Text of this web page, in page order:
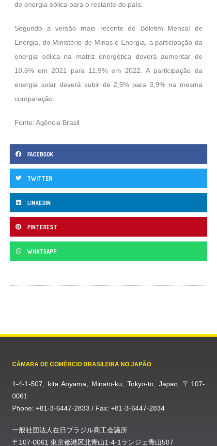
de energia eólica para o restante do país.
Segundo a versão mais recente do Boletim Mensal de
Energia, do Ministério de Minas e Energia, a participação da
energia eólica na matriz energética deverá aumentar de
10,6% em 2021 para 11,9% em 2022. A participação da
energia solar deverá subir de 2,5% para 3,9% na mesma
comparação.
Fonte: Agência Brasil
FACEBOOK
TWITTER
LINKEDIN
PINTEREST
WHATSAPP
CÂMARA DE COMÉRCIO BRASILEIRA NO JAPÃO
1-4-1-507, kita Aoyama, Minato-ku, Tokyo-to, Japan, 〒107-
0061
Phone: +81-3-6447-2833 / Fax: +81-3-6447-2834
一般社団法人在日ブラジル商工会議所
〒107-0061 東京都港区北青山1-4-1ランジェ青山507